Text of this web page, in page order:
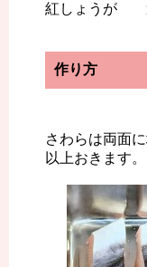
紅しょうが
作り方
さわらは両面
以上おきます。